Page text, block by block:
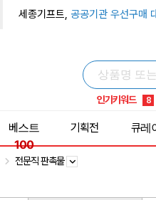
세종기프트, 공공기관 우선구매
인기키워드
8
9
10
1
베스트
100
기획전 큐레
전문직 판촉물